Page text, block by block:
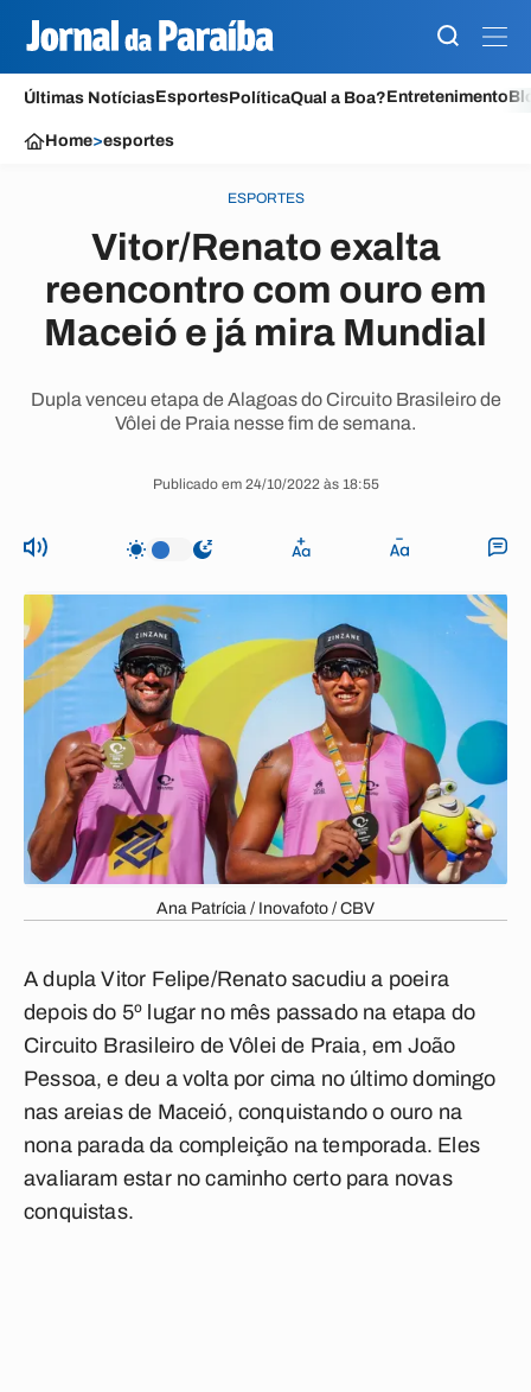
Últimas NotíciasEsportesPolíticaQual a Boa?Entretenimento
Home>esportes
ESPORTES
Vitor/Renato exalta
reencontro com ouro em
Maceió e já mira Mundial
Dupla venceu etapa de Alagoas do Circuito Brasileiro de
Vôlei de Praia nesse fim de semana.
Publicado em 24/10/2022 às 18:55
Ana Patrícia / Inovafoto / CBV
A dupla Vitor Felipe/Renato sacudiu a poeira
depois do 5º lugar no mês passado na etapa do
Circuito Brasileiro de Vôlei de Praia, em João
Pessoa, e deu a volta por cima no último domingo
nas areias de Maceió, conquistando o ouro na
nona parada da compleição na temporada. Eles
avaliaram estar no caminho certo para novas
conquistas.